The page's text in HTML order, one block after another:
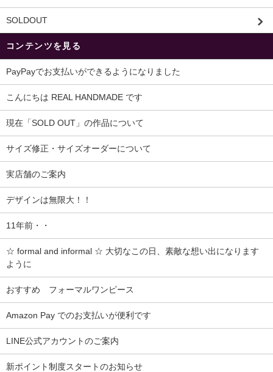
SOLDOUT
コンテンツを見る
PayPayでお支払いができるようになりました
こんにちは REAL HANDMADE です
現在「SOLD OUT」の作品について
サイズ修正・サイズオーダーについて
実店舗のご案内
デザインは無限大！！
11年前・・
☆ formal and informal ☆ 大切なこの日、素敵な想い出になります
ように
おすすめ フォーマルワンピース
Amazon Pay でのお支払いが便利です
LINE公式アカウントのご案内
新ポイント制度スタートのお知らせ